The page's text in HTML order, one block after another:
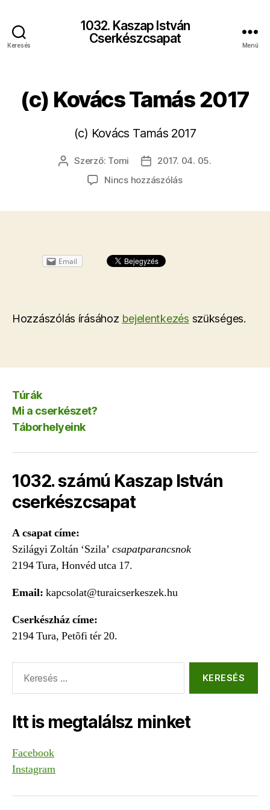
Keresés
1032. Kaszap István
Cserkészcsapat
Menü
(c) Kovács Tamás 2017
(c) Kovács Tamás 2017
Bejegyzés
szerzője
Szerző: Tomi
Bejegyzés
dátuma
2017. 04. 05.
Nincs hozzászólása(z)
Email
Hozzászólás írásához bejelentkezés szükséges.
Túrák
Mi a cserkészet?
Táborhelyeink
1032. számú Kaszap István
cserkészcsapat
A csapat címe:
Szilágyi Zoltán ‘Szila’ csapatparancsnok
2194 Tura, Honvéd utca 17.
Email: kapcsolat@turaicserkeszek.hu
Cserkészház címe:
2194 Tura, Petõfi tér 20.
Itt is megtalálsz minket
Facebook
Instagram